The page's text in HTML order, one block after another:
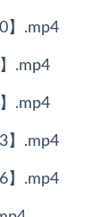
】.mp4
.mp4
.mp4
】.mp4
】.mp4